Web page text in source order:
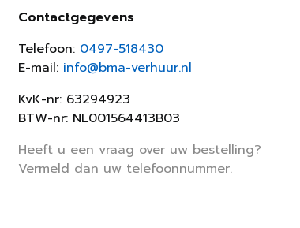
Contactgegevens
Telefoon: 0497-518430
E-mail: info@bma-verhuur.nl
KvK-nr: 63294923
BTW-nr: NL001564413B03
Heeft u een vraag over uw bestelling?
Vermeld dan uw telefoonnummer.